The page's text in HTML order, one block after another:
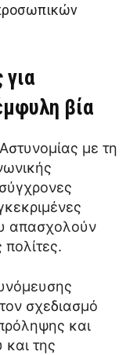
βία
με τη
απασχολούν
σχεδιασμό
και
και της